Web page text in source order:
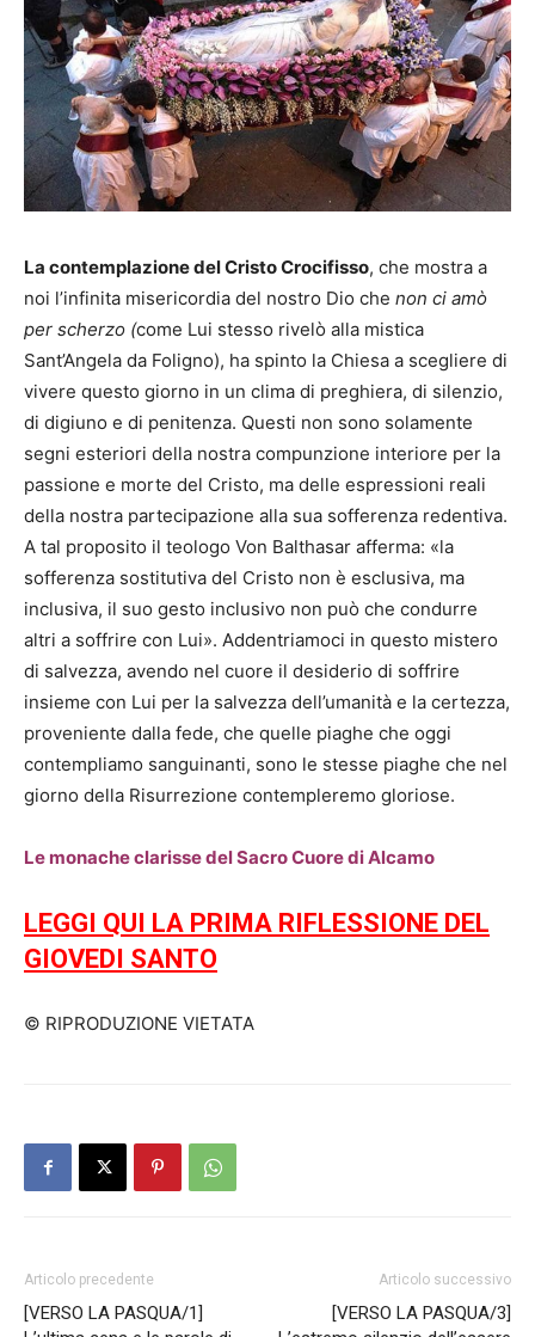
La contemplazione del Cristo Crocifisso, che mostra a
noi l’infinita misericordia del nostro Dio che non ci amò
per scherzo (come Lui stesso rivelò alla mistica
Sant’Angela da Foligno), ha spinto la Chiesa a scegliere di
vivere questo giorno in un clima di preghiera, di silenzio,
di digiuno e di penitenza. Questi non sono solamente
segni esteriori della nostra compunzione interiore per la
passione e morte del Cristo, ma delle espressioni reali
della nostra partecipazione alla sua sofferenza redentiva.
A tal proposito il teologo Von Balthasar afferma: «la
sofferenza sostitutiva del Cristo non è esclusiva, ma
inclusiva, il suo gesto inclusivo non può che condurre
altri a soffrire con Lui». Addentriamoci in questo mistero
di salvezza, avendo nel cuore il desiderio di soffrire
insieme con Lui per la salvezza dell’umanità e la certezza,
proveniente dalla fede, che quelle piaghe che oggi
contempliamo sanguinanti, sono le stesse piaghe che nel
giorno della Risurrezione contempleremo gloriose.
Le monache clarisse del Sacro Cuore di Alcamo
LEGGI QUI LA PRIMA RIFLESSIONE DEL
GIOVEDI SANTO
© RIPRODUZIONE VIETATA
Articolo precedente
[VERSO LA PASQUA/1]
Articolo successivo
[VERSO LA PASQUA/3]